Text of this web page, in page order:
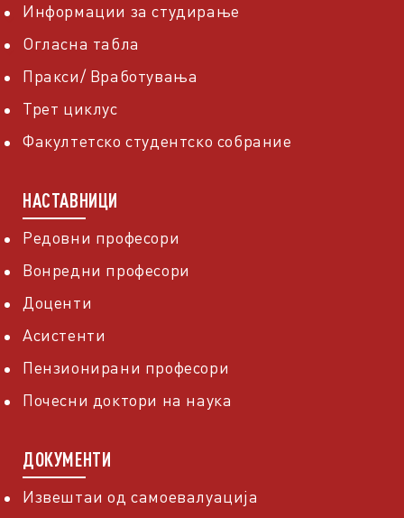
Информации за студирање
Огласна табла
Пракси/ Вработувања
Трет циклус
Факултетско студентско собрание
НАСТАВНИЦИ
Редовни професори
Вонредни професори
Доценти
Асистенти
Пензионирани професори
Почесни доктори на наука
ДОКУМЕНТИ
Извештаи од самоевалуација